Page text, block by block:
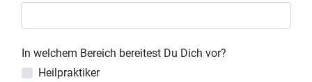
In welchem Bereich bereitest Du Dich vor?
Heilpraktiker